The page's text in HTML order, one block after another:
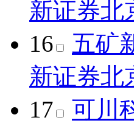
新证券北
16
五矿
新证券北
17
可川